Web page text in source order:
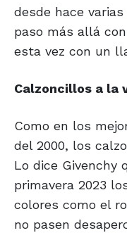
desde hace
paso más allá
esta vez con un
Calzoncillos a la
Como en los
del 2000, los
Lo dice Givenchy
primavera 2023
colores como el
no pasen